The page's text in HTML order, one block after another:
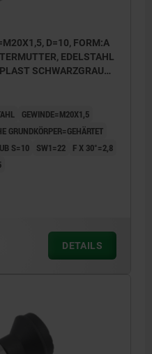
D=10, FORM:A
EDELSTAHL
SCHWARZGRAU
GEWINDE=M20X1,5
GRUNDKÖRPER=GEHÄRTET
S=10 SW1=22
F X 30°=2,8
DETAILS